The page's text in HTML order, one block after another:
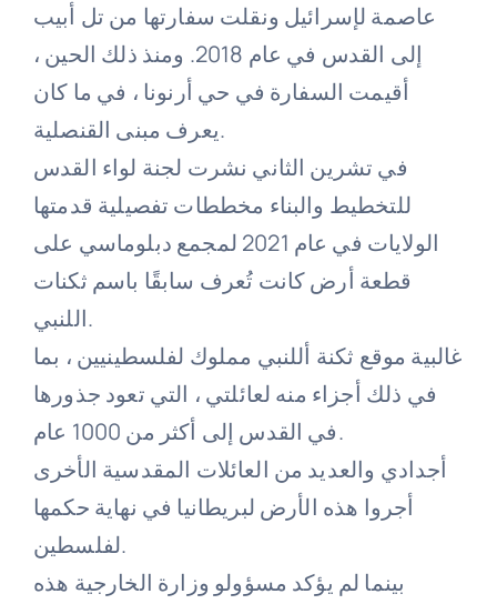
عاصمة لإسرائيل ونقلت سفارتها من تل أبيب
إلى القدس في عام 2018. ومنذ ذلك الحين ،
أقيمت السفارة في حي أرنونا ، في ما كان
يعرف مبنى القنصلية.
في تشرين الثاني نشرت لجنة لواء القدس
للتخطيط والبناء مخططات تفصيلية قدمتها
الولايات في عام 2021 لمجمع دبلوماسي على
قطعة أرض كانت تُعرف سابقًا باسم ثكنات
اللنبي.
غالبية موقع ثكنة أللنبي مملوك لفلسطينيين ، بما
في ذلك أجزاء منه لعائلتي ، التي تعود جذورها
في القدس إلى أكثر من 1000 عام.
أجدادي والعديد من العائلات المقدسية الأخرى
أجروا هذه الأرض لبريطانيا في نهاية حكمها
لفلسطين.
بينما لم يؤكد مسؤولو وزارة الخارجية هذه